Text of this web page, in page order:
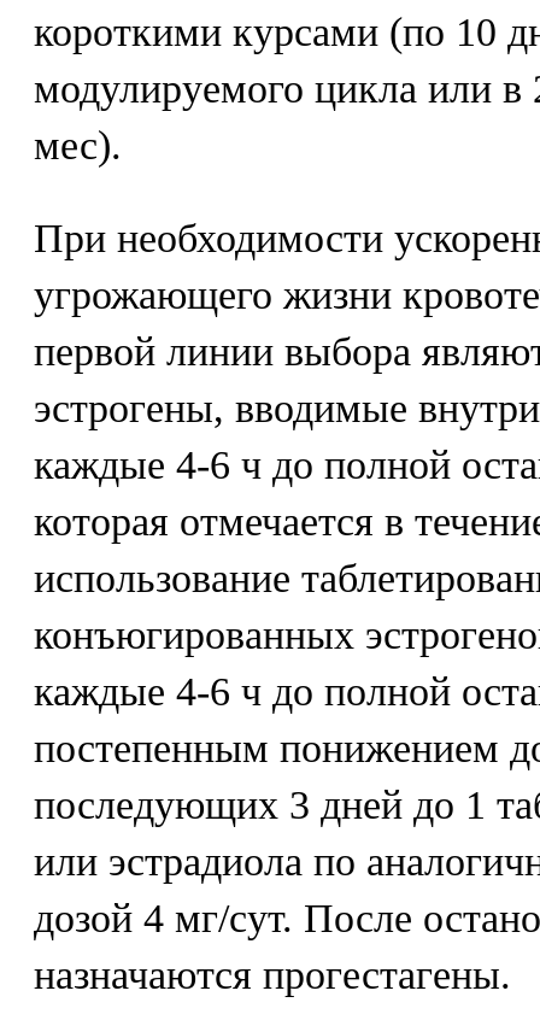
короткими курсами (по 10
модулируемого цикла или
мес).
При необходимости
угрожающего жизни
первой линии выбора
эстрогены, вводимые
каждые 4-6 ч до полной
которая отмечается в
использование
конъюгированных
каждые 4-6 ч до полной
постепенным понижением
последующих 3 дней до 1
или эстрадиола по
дозой 4 мг/сут. После
назначаются прогестагены.